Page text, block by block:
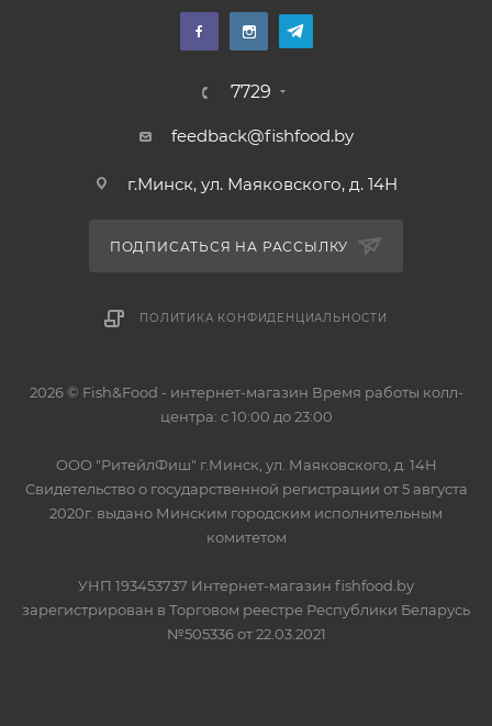
7729
feedback@fishfood.by
г.Минск, ул. Маяковского, д. 14Н
ПОДПИСАТЬСЯ НА РАССЫЛКУ
ПОЛИТИКА КОНФИДЕНЦИАЛЬНОСТИ
2026 © Fish&Food - интернет-магазин Время работы колл-
центра: с 10:00 до 23:00
OOO "РитейлФиш" г.Минск, ул. Маяковского, д. 14Н
Свидетельство о государственной регистрации от 5 августа
2020г. выдано Минским городским исполнительным
комитетом
УНП 193453737 Интернет-магазин fishfood.by
зарегистрирован в Торговом реестре Республики Беларусь
№505336 от 22.03.2021